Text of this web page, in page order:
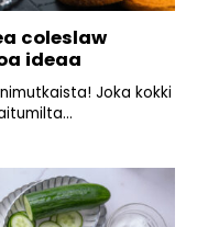
coleslaw
ideaa
Joka kokki